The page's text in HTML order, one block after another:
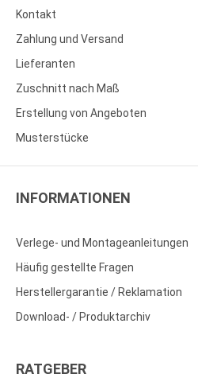
Kontakt
Zahlung und Versand
Lieferanten
Zuschnitt nach Maß
Erstellung von Angeboten
Musterstücke
INFORMATIONEN
Verlege- und Montageanleitungen
Häufig gestellte Fragen
Herstellergarantie / Reklamation
Download- / Produktarchiv
RATGEBER